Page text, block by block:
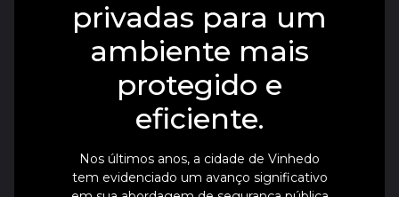
privadas para um
ambiente mais
protegido e
eficiente.
Nos últimos anos, a cidade de Vinhedo
tem evidenciado um avanço significativo